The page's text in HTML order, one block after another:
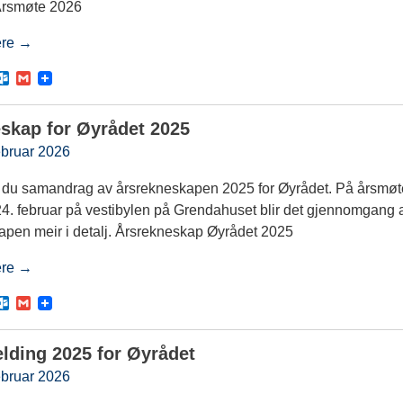
2026
→
O
t
l
o
o
c
G
a
l
for Øyrådet 2025
2026
du samandrag av årsrekneskapen 2025 for Øyrådet. På
februar på vestibylen på Grendahuset blir det gjennomgang
meir i detalj. Årsrekneskap Øyrådet 2025
→
O
t
o
o
G
a
l
2025 for Øyrådet
2026